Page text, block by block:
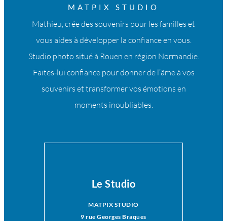
MATPIX STUDIO
Mathieu, crée des souvenirs pour les familles et
vous aides à développer la confiance en vous.
Studio photo situé à Rouen en région Normandie.
Faites-lui confiance pour donner de l’âme à vos
souvenirs et transformer vos émotions en
moments inoubliables.
Le Studio
MATPIX STUDIO
9 rue Georges Braques